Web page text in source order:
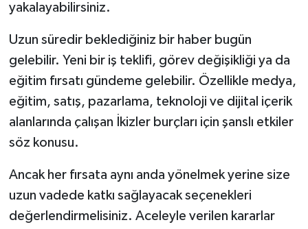
yakalayabilirsiniz.
Uzun süredir beklediğiniz bir haber bugün
gelebilir. Yeni bir iş teklifi, görev değişikliği ya da
eğitim fırsatı gündeme gelebilir. Özellikle medya,
eğitim, satış, pazarlama, teknoloji ve dijital içerik
alanlarında çalışan İkizler burçları için şanslı etkiler
söz konusu.
Ancak her fırsata aynı anda yönelmek yerine size
uzun vadede katkı sağlayacak seçenekleri
değerlendirmelisiniz. Aceleyle verilen kararlar